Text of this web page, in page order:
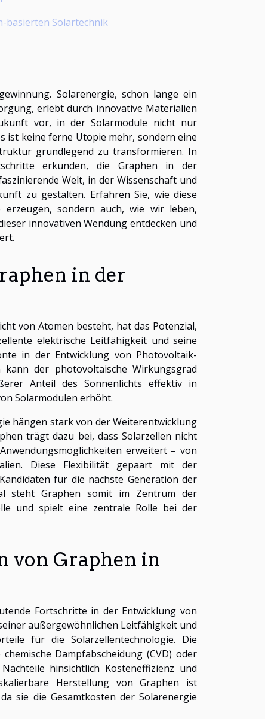
basierten Solartechnik
Solarenergie, schon lange ein
erlebt durch innovative Materialien
vor, in der Solarmodule nicht nur
ist keine ferne Utopie mehr, sondern eine
grundlegend zu transformieren. In
erkunden, die Graphen in der
Welt, in der Wissenschaft und
zu gestalten. Erfahren Sie, wie diese
sondern auch, wie wir leben,
innovativen Wendung entdecken und
in der
von Atomen besteht, hat das Potenzial,
elektrische Leitfähigkeit und seine
in der Entwicklung von Photovoltaik-
der photovoltaische Wirkungsgrad
Anteil des Sonnenlichts effektiv in
Solarmodulen erhöht.
hängen stark von der Weiterentwicklung
trägt dazu bei, dass Solarzellen nicht
erweitert – von
Diese Flexibilität gepaart mit der
für die nächste Generation der
steht Graphen somit im Zentrum der
und spielt eine zentrale Rolle bei der
von Graphen in
Fortschritte in der Entwicklung von
außergewöhnlichen Leitfähigkeit und
für die Solarzellentechnologie. Die
Dampfabscheidung (CVD) oder
hinsichtlich Kosteneffizienz und
Herstellung von Graphen ist
sie die Gesamtkosten der Solarenergie